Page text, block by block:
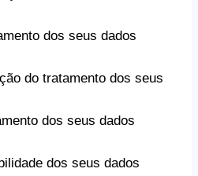
dos seus dados
do tratamento dos seus
dos seus dados
dos seus dados